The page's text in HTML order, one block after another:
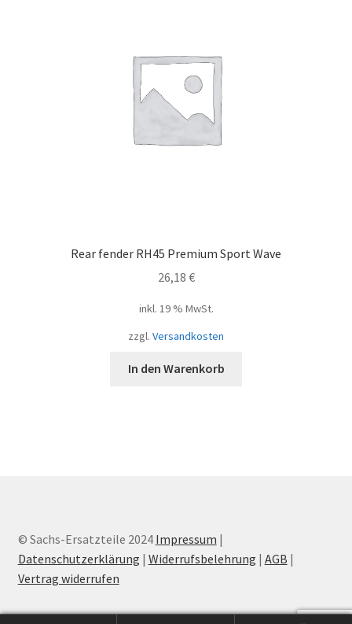
Rear fender RH45 Premium Sport Wave
26,18 €
inkl. 19 % MwSt.
zzgl. Versandkosten
In den Warenkorb
© Sachs-Ersatzteile 2024 Impressum |
Datenschutzerklärung | Widerrufsbelehrung | AGB |
Vertrag widerrufen